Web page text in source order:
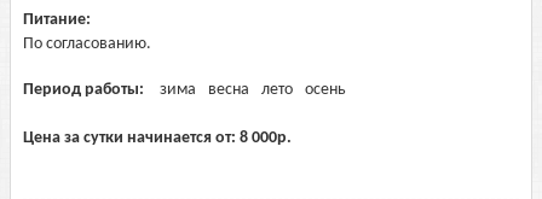
Питание:
По согласованию.
Период работы: зима весна лето осень
Цена за сутки начинается от: 8 000р.